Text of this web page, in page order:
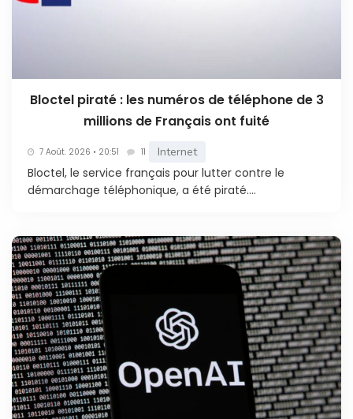
Bloctel piraté : les numéros de téléphone de 3
millions de Français ont fuité
7 Août. 2026 • 20:51 11 Internet
Bloctel, le service français pour lutter contre le
démarchage téléphonique, a été piraté....